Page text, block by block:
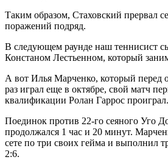
Таким образом, Стаховский прервал
поражений подряд.
В следующем раунде наш теннисист
Констаном Лестьенном, который
А вот Илья Марченко, который перед
раз играл еще в октябре, свой матч
квалификации Ролан Гаррос проиграл.
Поединок против 22-го сеяного Уго
продолжался 1 час и 20 минут.
сете по три своих гейма и выполнил
2:6.